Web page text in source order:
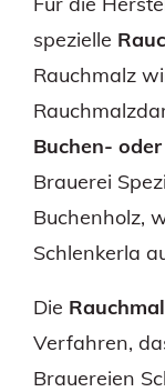
spezielle
Rauchmalz
Buchen-
Brauerei
Buchenholz,
Schlenkerla
Die
Verfahren,
Brauereien